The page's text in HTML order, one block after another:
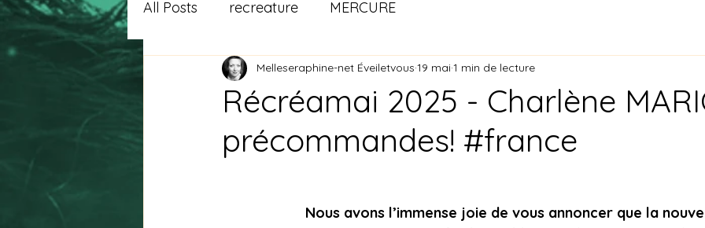
All Posts recreature MERCURE
Récréamai 2025 - Charlène
précommandes! #france
Melleseraphine-net Éveiletvous 19 mai 1 min de lecture
Nous avons l’immense joie de vous annoncer que la